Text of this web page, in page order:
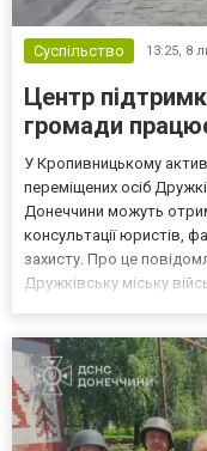
Суспільство 13:25, 8
Центр
громади
У Кропивницькому
переміщених осіб
Донеччини можуть
консультації юристів,
захисту. Про це
Дружківську міську